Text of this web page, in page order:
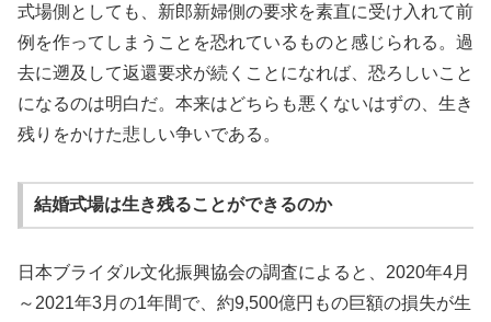
式場側としても、新郎新婦側の要求を素直に受け入れて前
例を作ってしまうことを恐れているものと感じられる。過
去に遡及して返還要求が続くことになれば、恐ろしいこと
になるのは明白だ。本来はどちらも悪くないはずの、生き
残りをかけた悲しい争いである。
結婚式場は生き残ることができるのか
日本ブライダル文化振興協会の調査によると、2020年4月
～2021年3月の1年間で、約9,500億円もの巨額の損失が生